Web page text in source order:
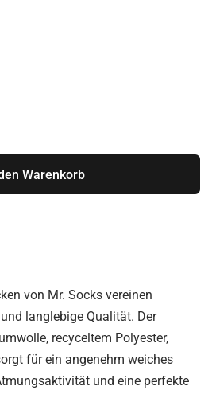
den gewünschten
Warenkorb
von Mr. Socks vereinen
langlebige Qualität. Der
recyceltem Polyester,
für ein angenehm weiches
und eine perfekte